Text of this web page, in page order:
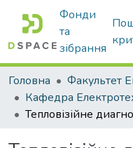
Фонди
та
зібрання
Головна